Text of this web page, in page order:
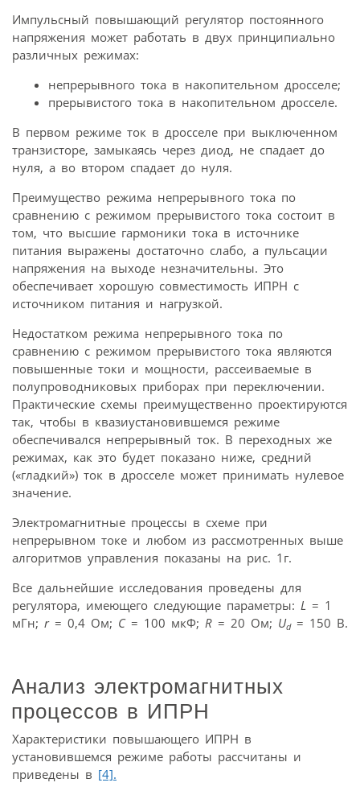
Импульсный повышающий регулятор постоянного
напряжения может работать в двух принципиально
различных режимах:
непрерывного тока в накопительном дросселе;
прерывистого тока в накопительном дросселе.
В первом режиме ток в дросселе при выключенном
транзисторе, замыкаясь через диод, не спадает до
нуля, а во втором спадает до нуля.
Преимущество режима непрерывного тока по
сравнению с режимом прерывистого тока состоит в
том, что высшие гармоники тока в источнике
питания выражены достаточно слабо, а пульсации
напряжения на выходе незначительны. Это
обеспечивает хорошую совместимость ИПРН с
источником питания и нагрузкой.
Недостатком режима непрерывного тока по
сравнению с режимом прерывистого тока являются
повышенные токи и мощности, рассеиваемые в
полупроводниковых приборах при переключении.
Практические схемы преимущественно проектируются
так, чтобы в квазиустановившемся режиме
обеспечивался непрерывный ток. В переходных же
режимах, как это будет показано ниже, средний
(«гладкий») ток в дросселе может принимать нулевое
значение.
Электромагнитные процессы в схеме при
непрерывном токе и любом из рассмотренных выше
алгоритмов управления показаны на рис. 1г.
Все дальнейшие исследования проведены для
регулятора, имеющего следующие параметры: L = 1
мГн; r= 0,4 Ом; С= 100 мкФ; R = 20 Ом; Ud= 150 В.
Анализ электромагнитных
процессов в ИПРН
Характеристики повышающего ИПРН в
установившемся режиме работы рассчитаны и
приведены в [4].